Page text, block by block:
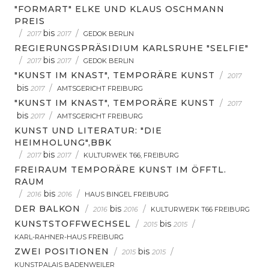
"FORMART" ELKE UND KLAUS OSCHMANN
PREIS
/ 2017 bis 2017 / GEDOK BERLIN
REGIERUNGSPRÄSIDIUM KARLSRUHE "SELFIE"
/ 2017 bis 2017 / GEDOK BERLIN
"KUNST IM KNAST", TEMPORÄRE KUNST / 2017
bis 2017 / AMTSGERICHT FREIBURG
"KUNST IM KNAST", TEMPORÄRE KUNST / 2017
bis 2017 / AMTSGERICHT FREIBURG
KUNST UND LITERATUR: "DIE
HEIMHOLUNG",BBK
/ 2017 bis 2017 / KULTURWEK T66, FREIBURG
FREIRAUM TEMPORÄRE KUNST IM ÖFFTL.
RAUM
/ 2016 bis 2016 / HAUS BINGEL FREIBURG
DER BALKON / 2016 bis 2016 / KULTURWERK T66 FREIBURG
KUNSTSTOFFWECHSEL / 2015 bis 2015 /
KARL-RAHNER-HAUS FREIBURG
ZWEI POSITIONEN / 2015 bis 2015 /
KUNSTPALAIS BADENWEILER